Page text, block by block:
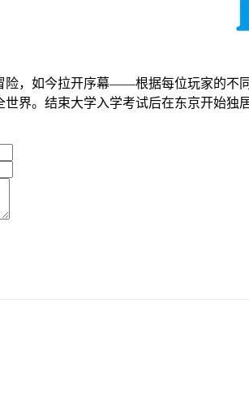
险，如今拉开序幕——根据每位玩家的不
世界。结束大学入学考试后在东京开始